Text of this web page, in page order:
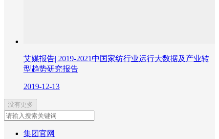
艾媒报告| 2019-2021中国家纺行业运行大数据及产业转
型趋势研究报告
2019-12-13
没有更多
集团官网